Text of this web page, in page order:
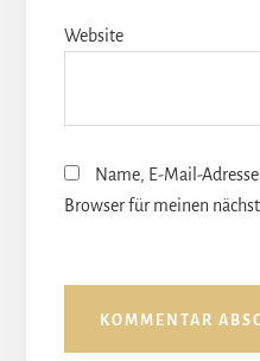
Website
Name, E-Mail-
Browser für meinen